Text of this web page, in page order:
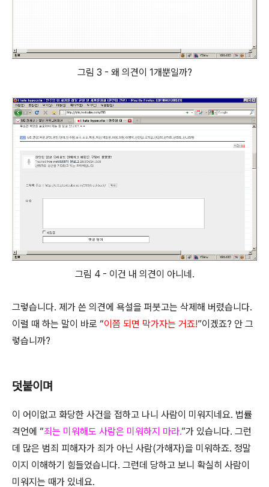
그림 3 - 왜 의견이 1개뿐일까?
그림 4 - 이건 내 의견이 아니네.
그렇습니다. 제가 쓴 의견에 욕설을 퍼붓고는 삭제해 버렸습니다.
이럴 때 하는 말이 바로 “이쯤 되면 막가자는 거죠!”이겠죠? 안 그
렇습니까?
덧붙이며
이 어이없고 화당한 사건을 접하고 나니 사람이 미워지네요. 법률
격언에 “죄는 미워해도 사람은 미워하지 마라.”가 있습니다. 그런
데 많은 범죄 피해자가 죄가 아닌 사람(가해자)을 미워하죠. 정말
이지 이해하기 힘들었습니다. 그런데 당하고 보니 확실히 사람이
미워지는 때가 있네요.